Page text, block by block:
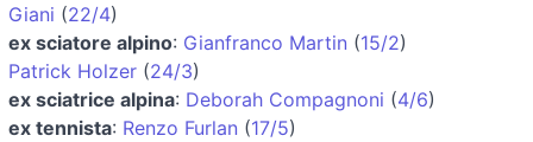
Giani (22/4)
ex sciatore alpino: Gianfranco Martin (15/2)
Patrick Holzer (24/3)
ex sciatrice alpina: Deborah Compagnoni (4/6)
ex tennista: Renzo Furlan (17/5)